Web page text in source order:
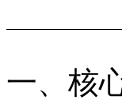
一、核